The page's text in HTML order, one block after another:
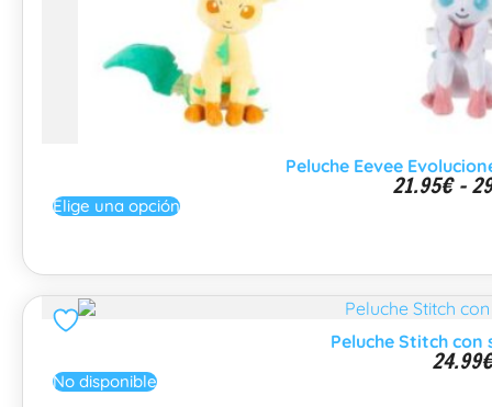
Peluche Eevee
21.95€ -
Elige una opción
Peluche Stitch con
24.99€
No disponible